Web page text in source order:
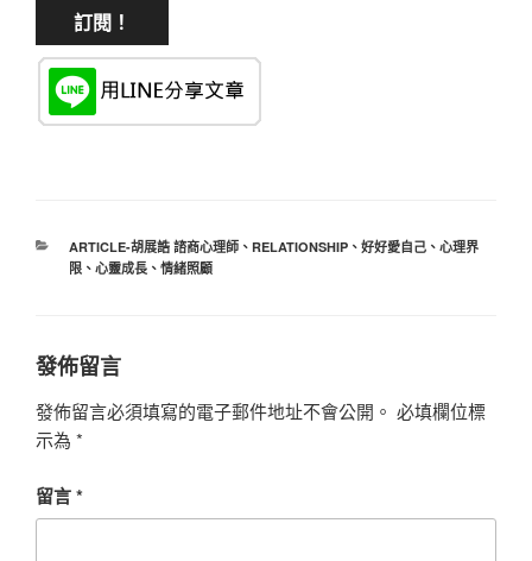
分
類
ARTICLE-胡展誥 諮商心理師、 RELATIONSHIP、 好好愛自己、 心理界
限、 心靈成長、 情緒照顧
發佈留言
發佈留言必須填寫的電子郵件地址不會公開。 必填欄位標
示為 *
留言*